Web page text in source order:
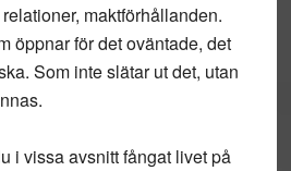
maktförhållanden.
öppnar för det oväntade, det
Som inte slätar ut det, utan
i vissa avsnitt fångat livet på